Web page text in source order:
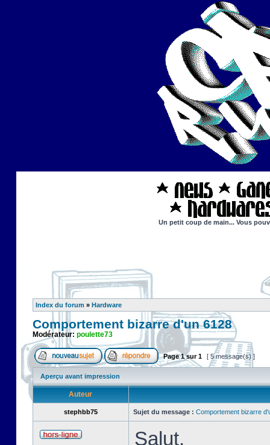
Un petit coup de main... Vous
Index du forum » Hardware
Comportement bizarre d'un 6128
Modérateur: poulette73
Page1sur1 [ 5 message(s) ]
Aperçu avant impression
Auteur
stephbb75 Sujet du message : Comportement bizarre
Salut,